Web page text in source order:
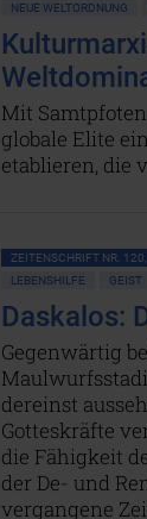
NEUE WELTORDNUNG
Mit
globale Elite
etablieren, die
ZEITENSCHRIFT NR.
LEBENSHILFE
GEIST
Daskalos:
Gegenwärtig
dereinst
Gotteskräfte
die Fähigkeit
der De- und
vergangene